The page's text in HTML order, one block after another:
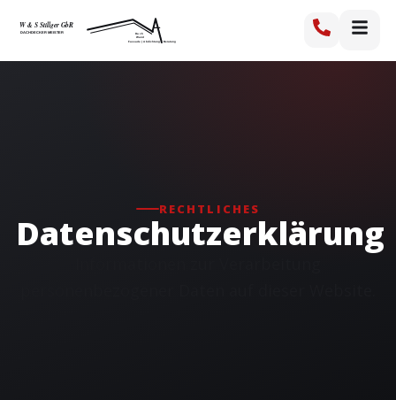
RECHTLICHES
Datenschutzerklärung